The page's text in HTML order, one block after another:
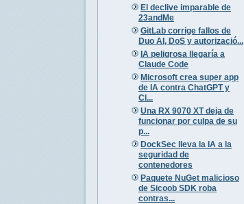
El declive imparable de
23andMe
GitLab corrige fallos de
Duo AI, DoS y autorizació...
IA peligrosa llegaría a
Claude Code
Microsoft crea super app
de IA contra ChatGPT y
Cl...
Una RX 9070 XT deja de
funcionar por culpa de su
p...
DockSec lleva la IA a la
seguridad de
contenedores
Paquete NuGet malicioso
de Sicoob SDK roba
contras...